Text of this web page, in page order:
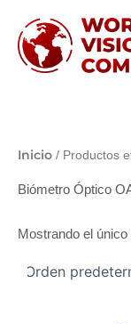
contenido
Inicio / Productos
Biómetro Óptico
Mostrando el